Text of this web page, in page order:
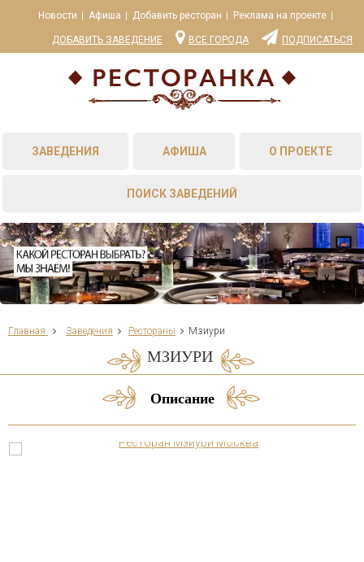
Новости Афиша Добавить ресторан Реклама на проекте
ДОБАВИТЬ ЗАВЕДЕНИЕ ВСЕ ГОРОДА ПОДПИСАТЬСЯ
ЗАВЕДЕНИЯ АФИША О ПРОЕКТЕ
ПОИСК ЗАВЕДЕНИЙ
Главная Заведения Рестораны Мзиури
МЗИУРИ
Описание